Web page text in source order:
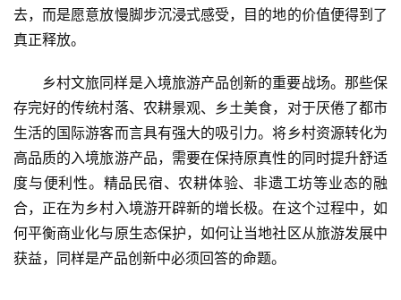
乡
村
智
慧
旅
游
A
登录 注册
去，而是愿意放慢脚步沉浸式感受，目的地的价值便得到了
真正释放。
乡村文旅同样是入境旅游产品创新的重要战场。那些保
存完好的传统村落、农耕景观、乡土美食，对于厌倦了都市
生活的国际游客而言具有强大的吸引力。将乡村资源转化为
高品质的入境旅游产品，需要在保持原真性的同时提升舒适
度与便利性。精品民宿、农耕体验、非遗工坊等业态的融
合，正在为乡村入境游开辟新的增长极。在这个过程中，如
何平衡商业化与原生态保护，如何让当地社区从旅游发展中
获益，同样是产品创新中必须回答的命题。